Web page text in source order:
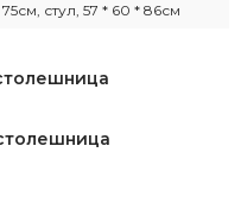
стул, 57 * 60 * 86см